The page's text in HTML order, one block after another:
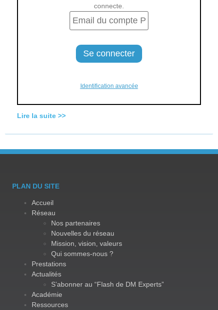
connecte.
Identification avancée
Lire la suite >>
PLAN DU SITE
Accueil
Réseau
Nos partenaires
Nouvelles du réseau
Mission, vision, valeurs
Qui sommes-nous ?
Prestations
Actualités
S’abonner au “Flash de DM Experts”
Académie
Ressources